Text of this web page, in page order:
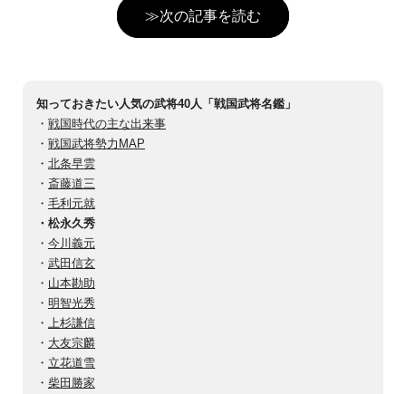
≫次の記事を読む
知っておきたい人気の武将40人「戦国武将名鑑」
・ 戦国時代の主な出来事
・ 戦国武将勢力MAP
・ 北条早雲
・ 斎藤道三
・ 毛利元就
・松永久秀
・ 今川義元
・ 武田信玄
・ 山本勘助
・ 明智光秀
・
上杉謙信
・ 大友宗麟
・ 立花道雪
・ 柴田勝家